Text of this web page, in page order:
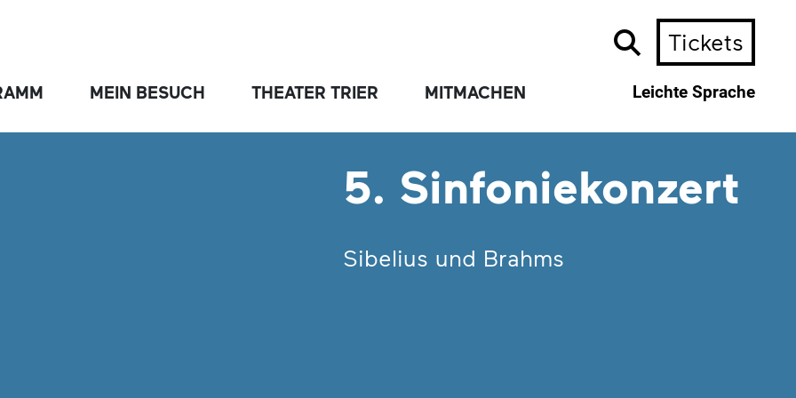
MEIN BESUCH THEATER TRIER MITMACHEN
Tickets
Leichte Sprache
5. Sinfoniekonzert
Sibelius und Brahms